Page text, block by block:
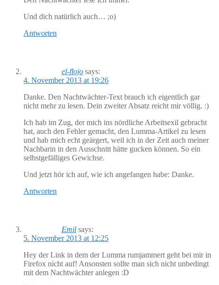
Und dich natürlich auch… ;o)
Antworten
el-flojo says:
4. November 2013 at 19:26
Danke. Den Nachtwächter-Text brauch ich eigentlich gar
nicht mehr zu lesen. Dein zweiter Absatz reicht mir völlig. :)
Ich hab im Zug, der mich ins nördliche Arbeitsexil gebracht
hat, auch den Fehler gemacht, den Lumma-Artikel zu lesen
und hab mich echt geärgert, weil ich in der Zeit auch meiner
Nachbarin in den Ausschnitt hätte gucken können. So ein
selbstgefälliges Gewichse.
Und jetzt hör ich auf, wie ich angefangen habe: Danke.
Antworten
Emil says:
5. November 2013 at 12:25
Hey der Link in dem der Lumma rumjammert geht bei mir in
Firefox nicht auf! Ansonsten sollte man sich nicht unbedingt
mit dem Nachtwächter anlegen :D